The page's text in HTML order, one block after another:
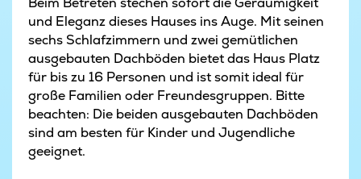
und Eleganz dieses Hauses ins Auge. Mit seinen
sechs Schlafzimmern und zwei gemütlichen
ausgebauten Dachböden bietet das Haus Platz
für bis zu 16 Personen und ist somit ideal für
große Familien oder Freundesgruppen. Bitte
beachten: Die beiden ausgebauten Dachböden
sind am besten für Kinder und Jugendliche
geeignet.